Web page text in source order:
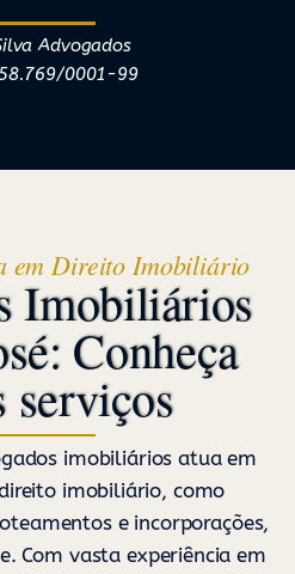
Advogados
0001-99
em Direito Imobiliário
Imobiliários
Conheça
serviços
imobiliários atua em
imobiliário, como
e incorporações,
Com vasta experiência em